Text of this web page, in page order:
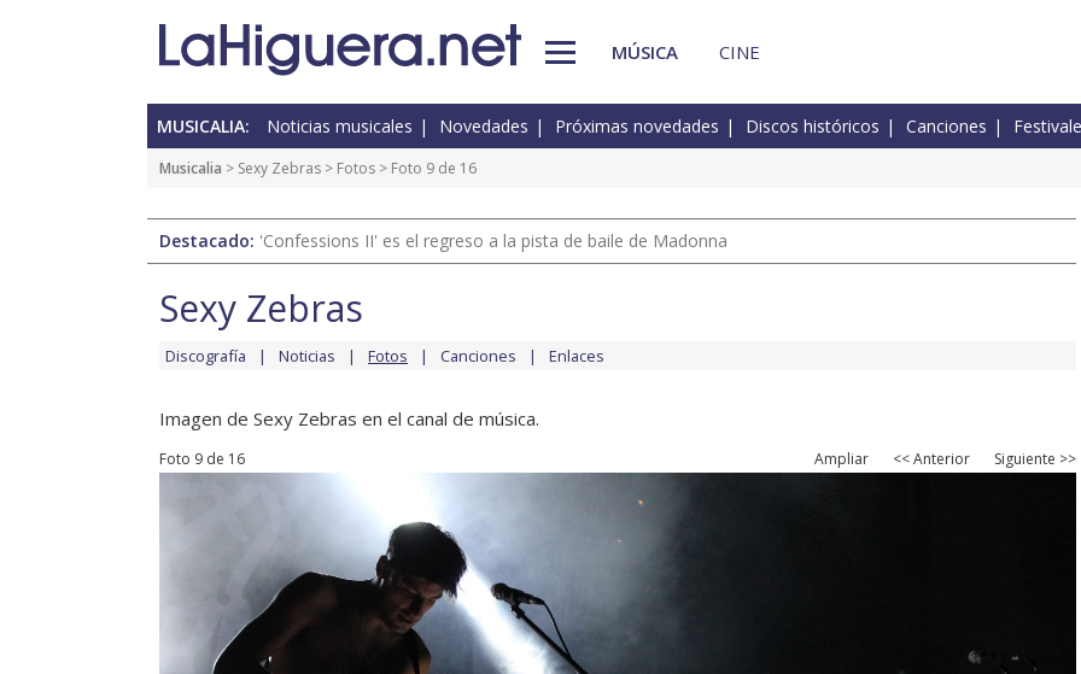
MÚSICA CINE
MUSICALIA: Noticias musicales Novedades Próximas novedades Discos históricos Canciones
Musicalia > Sexy Zebras > Fotos > Foto 9 de 16
Destacado: 'Confessions II' es el regreso a la pista de baile de Madonna
Sexy Zebras
Discografía Noticias Fotos Canciones Enlaces
Imagen de Sexy Zebras en el canal de música.
Foto 9 de 16 Ampliar << Anterior Siguiente >>